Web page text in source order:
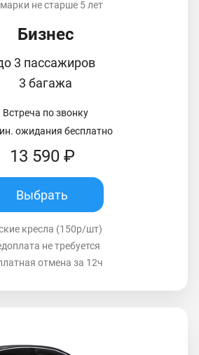
не старше 5 лет
Бизнес
3 пассажиров
3 багажа
Встреча по звонку
ожидания бесплатно
13 590 ₽
Выбрать
кресла (150р/шт)
не требуется
отмена за 12ч